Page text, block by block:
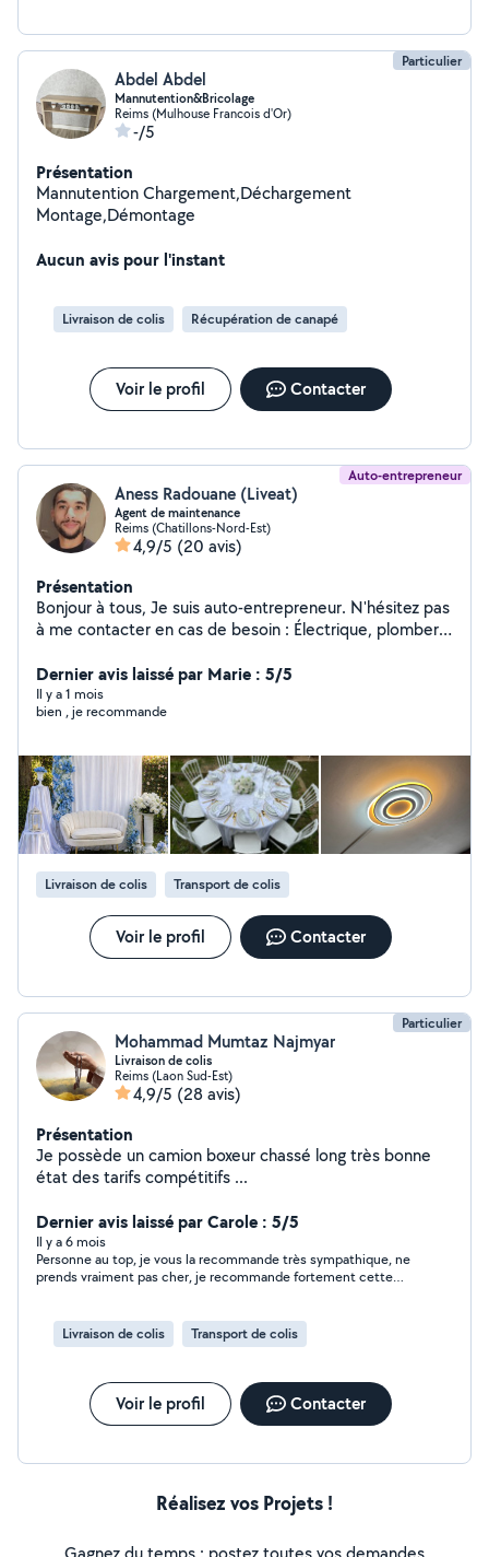
Particulier
Abdel Abdel
Mannutention&Bricolage
Reims (Mulhouse Francois d'Or)
-/5
Présentation
Mannutention Chargement,Déchargement
Montage,Démontage
Aucun avis pour l'instant
Livraison de colis Récupération de canapé
Voir le profil Contacter
Auto-entrepreneur
Aness Radouane (Liveat)
Agent de maintenance
Reims (Chatillons-Nord-Est)
4,9/5 (20 avis)
Présentation
Bonjour à tous, Je suis auto-entrepreneur. N'hésitez pas
à me contacter en cas de besoin : Électrique, plomberie
Dernier avis laissé par Marie : 5/5
Il y a 1 mois
bien , je recommande
Livraison de colis Transport de colis
Voir le profil Contacter
Particulier
Mohammad Mumtaz Najmyar
Livraison de colis
Reims (Laon Sud-Est)
4,9/5 (28 avis)
Présentation
Je possède un camion boxeur chassé long très bonne
état des tarifs compétitifs ...
Dernier avis laissé par Carole : 5/5
Il y a 6 mois
Personne au top, je vous la recommande très sympathique, ne
prends vraiment pas cher, je recommande fortement cette
Livraison de colis Transport de colis
Voir le profil Contacter
Réalisez vos Projets !